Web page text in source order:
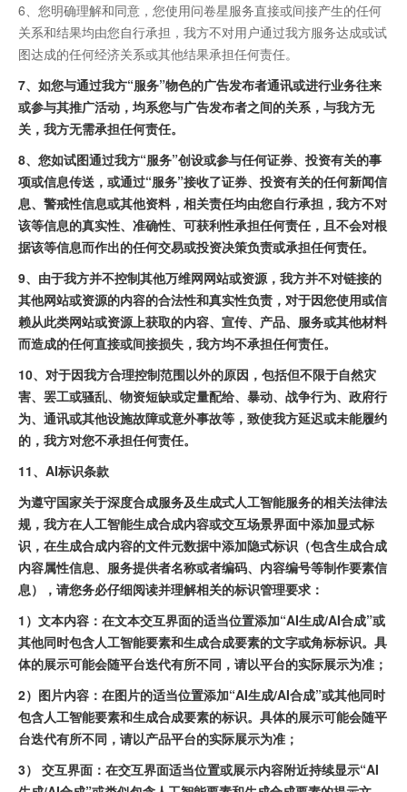
6、您明确理解和同意，您使用问卷星服务直接或间接产生的任何
关系和结果均由您自行承担，我方不对用户通过我方服务达成或试
图达成的任何经济关系或其他结果承担任何责任。
7、如您与通过我方“服务”物色的广告发布者通讯或进行业务往来
或参与其推广活动，均系您与广告发布者之间的关系，与我方无
关，我方无需承担任何责任。
8、您如试图通过我方“服务”创设或参与任何证券、投资有关的事
项或信息传送，或通过“服务”接收了证券、投资有关的任何新闻信
息、警戒性信息或其他资料，相关责任均由您自行承担，我方不对
该等信息的真实性、准确性、可获利性承担任何责任，且不会对根
据该等信息而作出的任何交易或投资决策负责或承担任何责任。
9、由于我方并不控制其他万维网网站或资源，我方并不对链接的
其他网站或资源的内容的合法性和真实性负责，对于因您使用或信
赖从此类网站或资源上获取的内容、宣传、产品、服务或其他材料
而造成的任何直接或间接损失，我方均不承担任何责任。
10、对于因我方合理控制范围以外的原因，包括但不限于自然灾
害、罢工或骚乱、物资短缺或定量配给、暴动、战争行为、政府行
为、通讯或其他设施故障或意外事故等，致使我方延迟或未能履约
的，我方对您不承担任何责任。
11、AI标识条款
为遵守国家关于深度合成服务及生成式人工智能服务的相关法律法
规，我方在人工智能生成合成内容或交互场景界面中添加显式标
识，在生成合成内容的文件元数据中添加隐式标识（包含生成合成
内容属性信息、服务提供者名称或者编码、内容编号等制作要素信
息），请您务必仔细阅读并理解相关的标识管理要求：
1）文本内容：在文本交互界面的适当位置添加“AI生成/AI合成”或
其他同时包含人工智能要素和生成合成要素的文字或角标标识。具
体的展示可能会随平台迭代有所不同，请以平台的实际展示为准；
2）图片内容：在图片的适当位置添加“AI生成/AI合成”或其他同时
包含人工智能要素和生成合成要素的标识。具体的展示可能会随平
台迭代有所不同，请以产品平台的实际展示为准；
3） 交互界面：在交互界面适当位置或展示内容附近持续显示“AI